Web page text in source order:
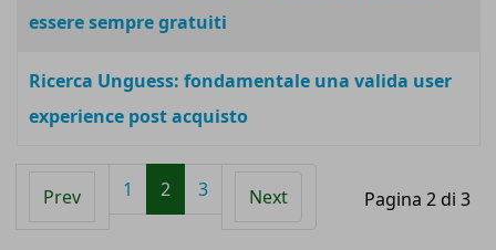
essere sempre gratuiti
Ricerca Unguess: fondamentale una valida user
experience post acquisto
Pagina 2 di 3
Prev 1 2 3 Next